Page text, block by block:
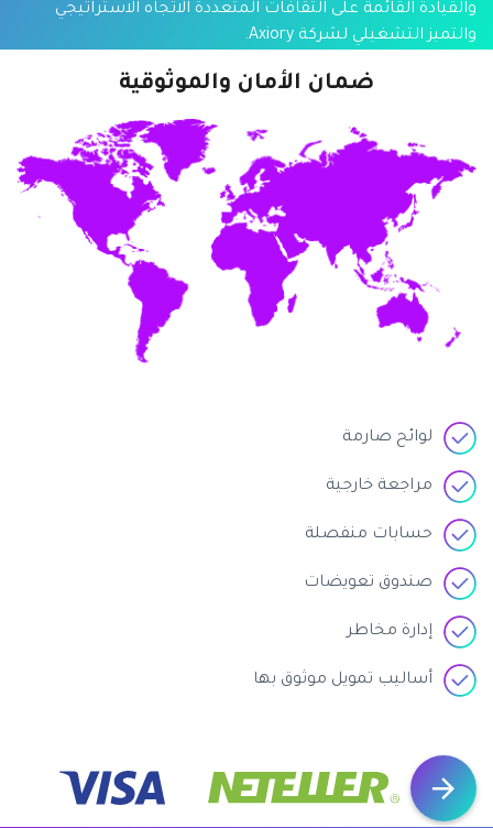
والقيادة القائمة على الثقافات المتعددة الاتجاه الاستراتيجي
والتميز التشغيلي لشركة Axiory.
ضمان الأمان والموثوقية
لوائح صارمة
مراجعة خارجية
حسابات منفصلة
صندوق تعويضات
إدارة مخاطر
أساليب تمويل موثوق بها